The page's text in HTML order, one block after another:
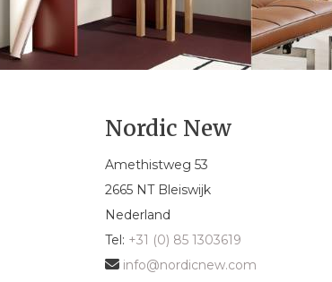
Nordic New
Amethistweg 53
2665 NT Bleiswijk
Nederland
Tel: +31 (0) 85 1303619
info@nordicnew.com